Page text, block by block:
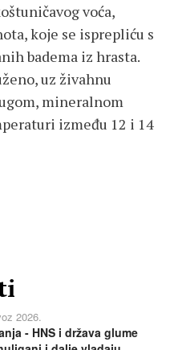
voća,
koje se isprepliću s
badema iz hrasta.
uz živahnu
mineralnom
između 12 i 14
2026.
- HNS i država glume